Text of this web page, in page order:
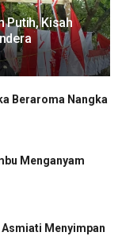
Putih, Kisah
Beraroma Nangka
Menganyam
Asmiati Menyimpan